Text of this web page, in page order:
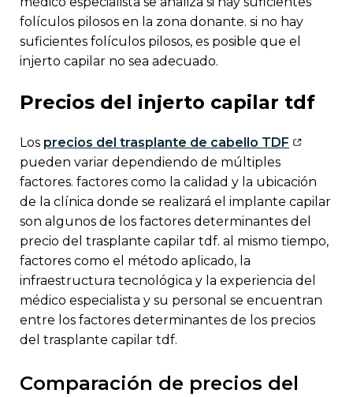
folículos pilosos en la zona donante. si no hay
suficientes folículos pilosos, es posible que el
injerto capilar no sea adecuado.
precios del injerto capilar tdf
los precios del trasplante de cabello TDF
pueden variar dependiendo de múltiples
factores. factores como la calidad y la ubicación
de la clínica donde se realizará el implante capilar
son algunos de los factores determinantes del
precio del trasplante capilar tdf. al mismo tiempo,
factores como el método aplicado, la
infraestructura tecnológica y la experiencia del
médico especialista y su personal se encuentran
entre los factores determinantes de los precios
del trasplante capilar tdf.
comparación de precios del